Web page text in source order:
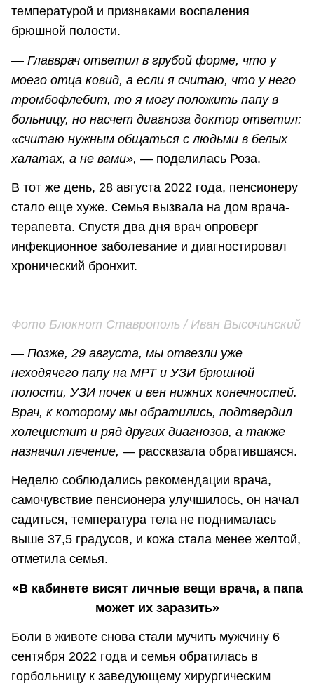
температурой и признаками воспаления
брюшной полости.
— Главврач ответил в грубой форме, что у
моего отца ковид, а если я считаю, что у него
тромбофлебит, то я могу положить папу в
больницу, но насчет диагноза доктор ответил:
«считаю нужным общаться с людьми в белых
халатах, а не вами», — поделилась Роза.
В тот же день, 28 августа 2022 года, пенсионеру
стало еще хуже. Семья вызвала на дом врача-
терапевта. Спустя два дня врач опроверг
инфекционное заболевание и диагностировал
хронический бронхит.
Фото Блокнот Ставрополь / Иван Высочинский
— Позже, 29 августа, мы отвезли уже
неходячего папу на МРТ и УЗИ брюшной
полости, УЗИ почек и вен нижних конечностей.
Врач, к которому мы обратились, подтвердил
холецистит и ряд других диагнозов, а также
назначил лечение, — рассказала обратившаяся.
Неделю соблюдались рекомендации врача,
самочувствие пенсионера улучшилось, он начал
садиться, температура тела не поднималась
выше 37,5 градусов, и кожа стала менее желтой,
отметила семья.
«В кабинете висят личные вещи врача, а папа
может их заразить»
Боли в животе снова стали мучить мужчину 6
сентября 2022 года и семья обратилась в
горбольницу к заведующему хирургическим